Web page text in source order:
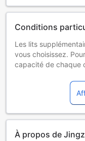
Conditions
Les lits
vous choisissez.
capacité de chaque
peuvent s'appliquer
À propos de